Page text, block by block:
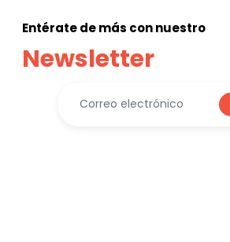
Entérate de más con nuestro
Newsletter